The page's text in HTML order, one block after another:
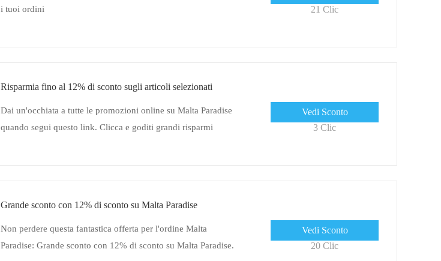
i tuoi ordini
21 Clic
Risparmia fino al 12% di sconto sugli articoli selezionati
Dai un'occhiata a tutte le promozioni online su Malta Paradise
quando segui questo link. Clicca e goditi grandi risparmi
Vedi Sconto
3 Clic
Grande sconto con 12% di sconto su Malta Paradise
Non perdere questa fantastica offerta per l'ordine Malta
Paradise: Grande sconto con 12% di sconto su Malta Paradise.
Vedi Sconto
20 Clic